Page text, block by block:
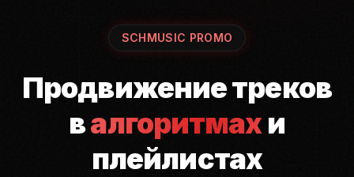
SCHMUSIC PROMO
Продвижение треков
валгоритмахи
плейлистах